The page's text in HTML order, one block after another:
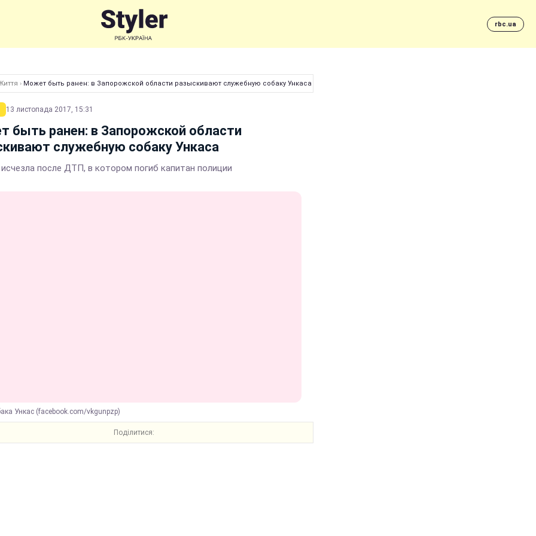
rbc.ua
› Может быть ранен: в Запорожской области разыскивают служебную собаку Ункаса
13 листопада 2017, 15:31
быть ранен: в Запорожской области
служебную собаку Ункаса
после ДТП, в котором погиб капитан полиции
Ункас (facebook.com/vkgunpzp)
Поділитися: